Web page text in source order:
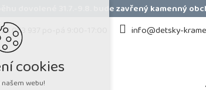
dovolené 31.7.-9.8. bude zavřený kamenný
053 937 po-pá 9:00-17:00
info@detsky-
cookies
webu!